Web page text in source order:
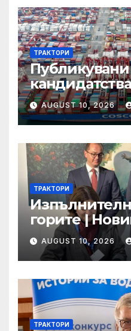
ТРАКТОРИ
Публикувани
процедурата
помощ за
Приоритет 2
2027 г.
AUGUST 10, 2026
ТРАКТОРИ
горите |
AUGUST 10, 2026
ТРАКТОРИ